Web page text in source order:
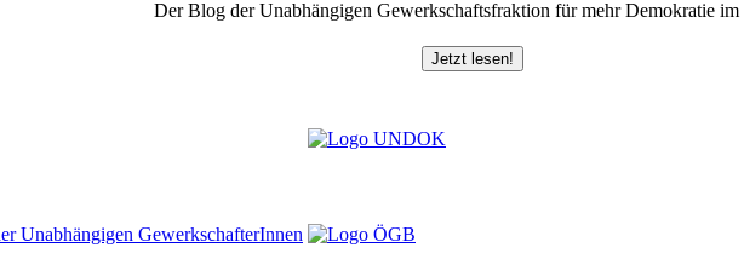
Der Blog der Unabhängigen Gewerkschaftsfraktion für mehr Demokratie
Jetzt lesen!